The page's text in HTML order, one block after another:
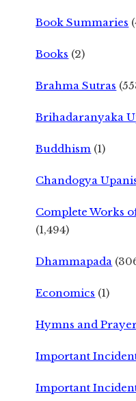
Book Summaries
Books (2)
Brahma Sutras
Brihadaranyaka
Buddhism (1)
Chandogya
Complete Works
(1,494)
Dhammapada
Economics (1)
Hymns and
Important
Important